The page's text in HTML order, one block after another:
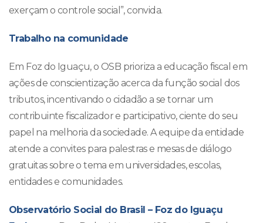
exerçam o controle social”, convida.
Trabalho na comunidade
Em Foz do Iguaçu, o OSB prioriza a educação fiscal em
ações de conscientização acerca da função social dos
tributos, incentivando o cidadão a se tornar um
contribuinte fiscalizador e participativo, ciente do seu
papel na melhoria da sociedade. A equipe da entidade
atende a convites para palestras e mesas de diálogo
gratuitas sobre o tema em universidades, escolas,
entidades e comunidades.
Observatório Social do Brasil – Foz do Iguaçu